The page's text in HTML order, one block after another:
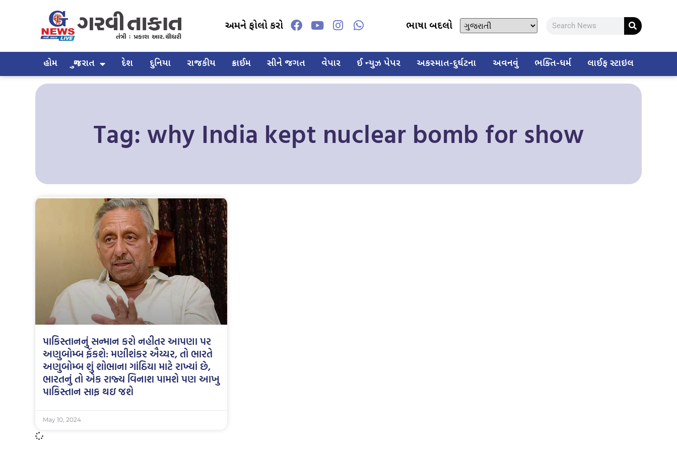
અમને ફોલો કરો ભાષા બદલો
હોમ ગુજરાત દેશ દુનિયા રાજકીય ક્રાઈમ સીને જગત વેપાર ઈ ન્યુઝ પેપર અકસ્માત-દુર્ઘટના અવનવું ભક્તિ-ધર્મ લાઈફ સ્ટાઇલ
Tag: why India kept nuclear bomb for show
પાકિસ્તાનનું સન્માન કરો નહીતર આપણા પર
અણુબોમ્બ ફેંકશે: મણીશંકર ઐય્યર, તો ભારતે
અણુબોમ્બ શું શોભાના ગાંઠિયા માટે રાખ્યાં છે,
ભારતનું તો એક રાજ્ય વિનાશ પામશે પણ આખુ
પાકિસ્તાન સાફ થઇ જશે
May 10, 2024